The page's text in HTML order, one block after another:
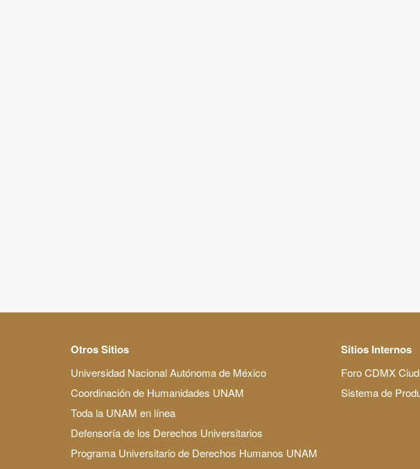
Otros Sitios
Universidad Nacional Autónoma de México
Coordinación de Humanidades UNAM
Toda la UNAM en línea
Defensoría de los Derechos Universitarios
Programa Universitario de Derechos Humanos UNAM
Sitios Internos
Foro CDMX
Sistema de